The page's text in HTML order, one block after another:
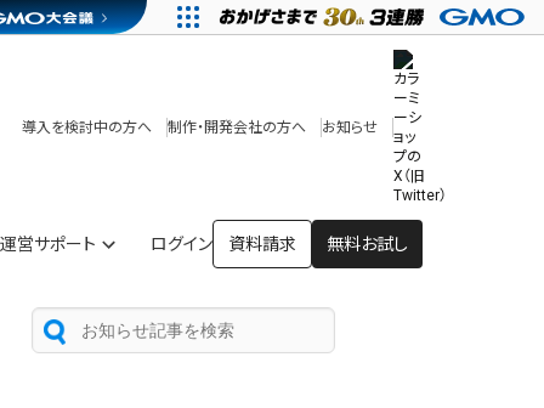
運営サポート ログイン 資料請求 無料お試し
導入を検討中の方へ 制作・開発会社の方へ お知らせ
その他
テンプレート一覧
ヘルプセンター